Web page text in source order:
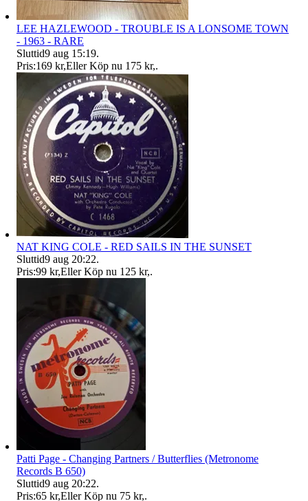
LEE HAZLEWOOD - TROUBLE IS A LONSOME TOWN
- 1963 - RARE
Sluttid9 aug 15:19.
Pris:169 kr,Eller Köp nu 175 kr,.
NAT KING COLE - RED SAILS IN THE SUNSET
Sluttid9 aug 20:22.
Pris:99 kr,Eller Köp nu 125 kr,.
Patti Page - Changing Partners / Butterflies (Metronome
Records B 650)
Sluttid9 aug 20:22.
Pris:65 kr,Eller Köp nu 75 kr,.